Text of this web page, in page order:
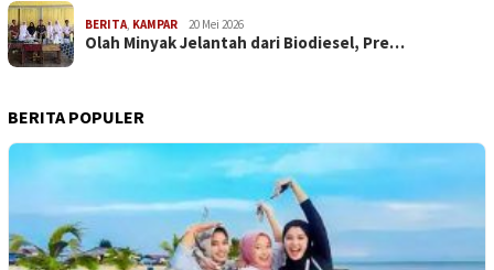
BERITA, KAMPAR 20 Mei 2026
Olah Minyak Jelantah dari Biodiesel, Pre…
BERITA POPULER